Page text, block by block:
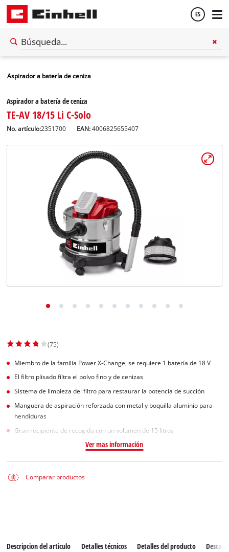
ES
Aspirador a batería de ceniza
Aspirador a batería de ceniza
TE-AV 18/15 Li C-Solo
No. artículo:2351700 EAN:4006825655407
(75)
Miembro de la familia Power X-Change, se requiere 1 batería de 18 V
El filtro plisado filtra el polvo fino y de cenizas
Sistema de limpieza del filtro para restaurar la potencia de succión
Manguera de aspiración reforzada con metal y boquilla aluminio para
hendiduras
Gran recipiente de recogida con un volumen de 15 litros
Ver mas información
Comparar productos
Descripcion del articulo Detalles técnicos Detalles del producto